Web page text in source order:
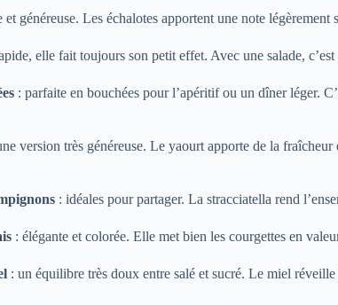
et généreuse. Les échalotes apportent une note légèrement
elle fait toujours son petit effet. Avec une salade,
: parfaite en bouchées pour l’apéritif ou un dîner léger.
version très généreuse. Le yaourt apporte de la fraîcheur
: idéales pour partager. La stracciatella rend
: élégante et colorée. Elle met bien les courgettes en
: un équilibre très doux entre salé et sucré. Le miel réveille